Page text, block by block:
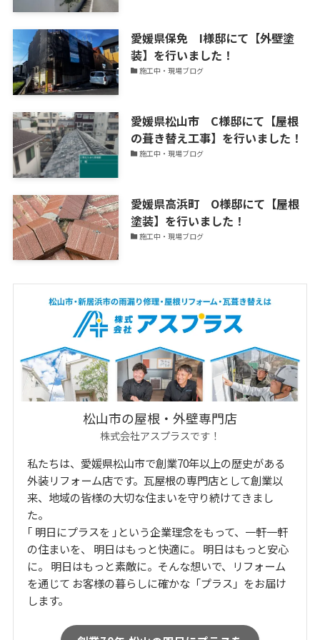
中！
愛媛県保免 I様邸にて【外壁塗
装】を行いました！
施工中・現場ブログ
愛媛県松山市 C様邸にて【屋根
の葺き替え工事】を行いました！
施工中・現場ブログ
愛媛県高浜町 O様邸にて【屋根
塗装】を行いました！
施工中・現場ブログ
松山市の屋根・外壁専門店
株式会社アスプラスです！
私たちは、愛媛県松山市で創業70年以上の歴史がある
外装リフォーム店です。瓦屋根の専門店として創業以
来、地域の皆様の大切な住まいを守り続けてきまし
た。
｢ 明日にプラスを ｣という企業理念をもって、一軒一軒
の住まいを、 明日はもっと快適に。 明日はもっと安心
に。 明日はもっと素敵に。そんな想いで、リフォーム
を通じて お客様の暮らしに確かな「プラス」をお届け
します。